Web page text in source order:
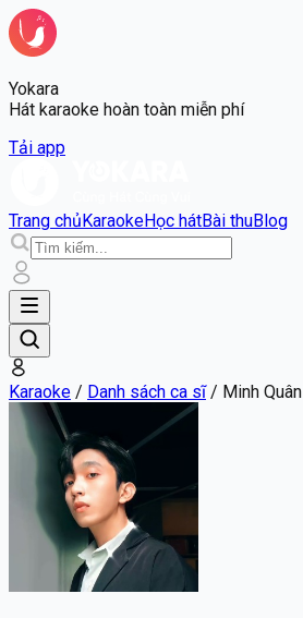
Yokara
Hát karaoke hoàn toàn miễn phí
Tải app
Trang chủKaraokeHọc hátBài thuBlog
Karaoke / Danh sách ca sĩ/ Minh Quân